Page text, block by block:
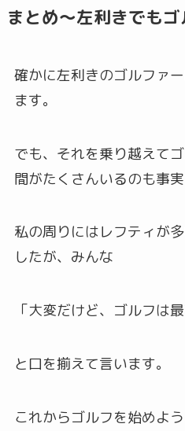
まとめ〜左利きでも
確かに左利きのゴルファ
ます。
でも、それを乗り越えて
間がたくさんいるのも事実
私の周りにはレフティが
したが、みんな
「大変だけど、ゴルフは
と口を揃えて言います。
これからゴルフを始めよ